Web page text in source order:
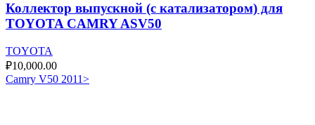
Коллектор выпускной (с катализатором) для
TOYOTA CAMRY ASV50
TOYOTA
₽10,000.00
Camry V50 2011>